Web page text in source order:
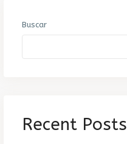
Buscar
Recent Posts